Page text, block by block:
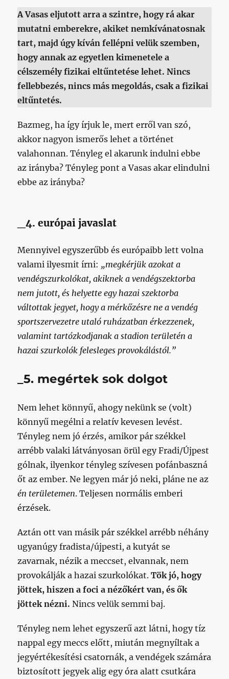
A Vasas eljutott arra a szintre, hogy rá akar
mutatni emberekre, akiket nemkívánatosnak
tart, majd úgy kíván fellépni velük szemben,
hogy annak az egyetlen kimenetele a
célszemély fizikai eltűntetése lehet. Nincs
fellebbezés, nincs más megoldás, csak a fizikai
eltűntetés.
Bazmeg, ha így írjuk le, mert erről van szó,
akkor nagyon ismerős lehet a történet
valahonnan. Tényleg el akarunk indulni ebbe
az irányba? Tényleg pont a Vasas akar elindulni
ebbe az irányba?
_4. európai javaslat
Mennyivel egyszerűbb és európaibb lett volna
valami ilyesmit írni: „megkérjük azokat a
vendégszurkolókat, akiknek a vendégszektorba
nem jutott, és helyette egy hazai szektorba
váltottak jegyet, hogy a mérkőzésre ne a vendég
sportszervezetre utaló ruházatban érkezzenek,
valamint tartózkodjanak a stadion területén a
hazai szurkolók felesleges provokálástól.”
_5. megértek sok dolgot
Nem lehet könnyű, ahogy nekünk se (volt)
könnyű megélni a relatív kevesen levést.
Tényleg nem jó érzés, amikor pár székkel
arrébb valaki látványosan örül egy Fradi/Újpest
gólnak, ilyenkor tényleg szívesen pofánbaszná
őt az ember. Ne legyen már jó neki, pláne ne az
én területemen. Teljesen normális emberi
érzések.
Aztán ott van másik pár székkel arrébb néhány
ugyanúgy fradista/újpesti, a kutyát se
zavarnak, nézik a meccset, elvannak, nem
provokálják a hazai szurkolókat.Tök jó, hogy
jöttek, hiszen a foci a nézőkért van, és ők
jöttek nézni. Nincs velük semmi baj.
Tényleg nem lehet egyszerű azt látni, hogy tíz
nappal egy meccs előtt, miután megnyíltak a
jegyértékesítési csatornák, a vendégek számára
biztosított jegyek alig egy óra alatt csutkára